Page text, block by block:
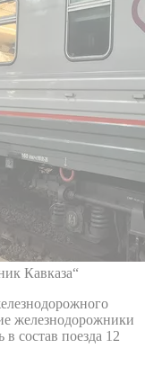
Кавказа“
железнодорожники
состав поезда 12